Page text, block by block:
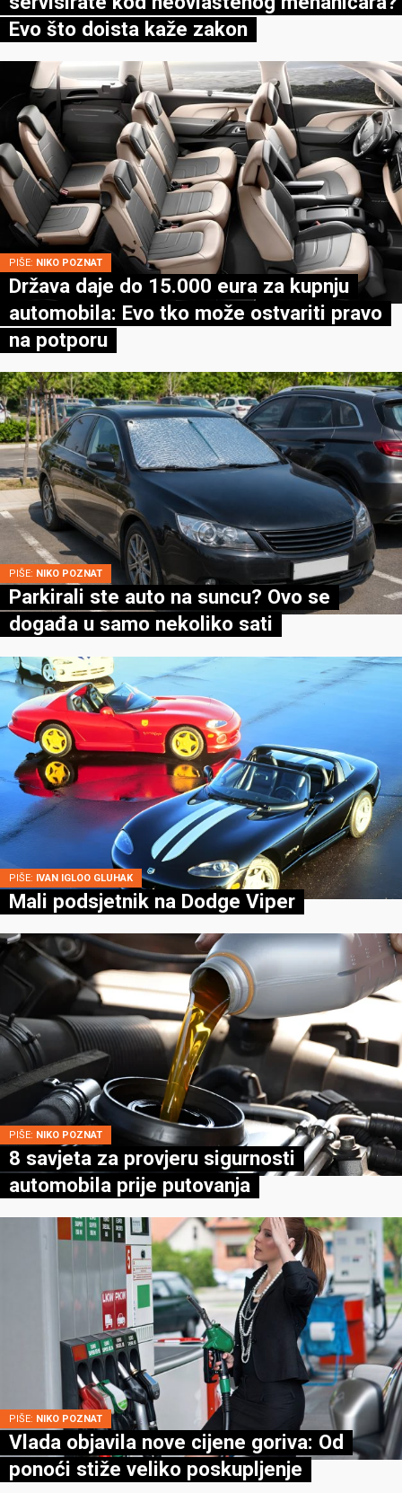
Evo što doista kaže zakon
PIŠE: NIKO POZNAT
Država daje do 15.000 eura za kupnju
automobila: Evo tko može ostvariti pravo
na potporu
PIŠE: NIKO POZNAT
Parkirali ste auto na suncu? Ovo se
događa u samo nekoliko sati
PIŠE: IVAN IGLOO GLUHAK
Mali podsjetnik na Dodge Viper
PIŠE: NIKO POZNAT
8 savjeta za provjeru sigurnosti
automobila prije putovanja
PIŠE: NIKO POZNAT
Vlada objavila nove cijene goriva: Od
ponoći stiže veliko poskupljenje